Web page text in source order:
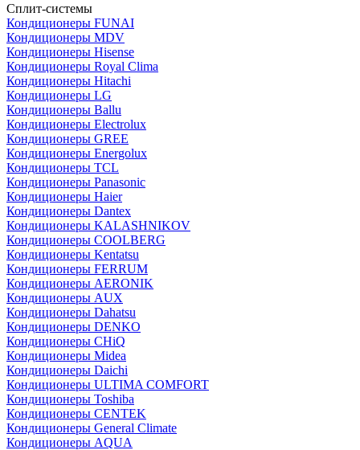
Сплит-системы
Кондиционеры FUNAI
Кондиционеры MDV
Кондиционеры Hisense
Кондиционеры Royal Clima
Кондиционеры Hitachi
Кондиционеры LG
Кондиционеры Ballu
Кондиционеры Electrolux
Кондиционеры GREE
Кондиционеры Energolux
Кондиционеры TCL
Кондиционеры Panasonic
Кондиционеры Haier
Кондиционеры Dantex
Кондиционеры KALASHNIKOV
Кондиционеры СOOLBERG
Кондиционеры Kentatsu
Кондиционеры FERRUM
Кондиционеры AERONIK
Кондиционеры AUX
Кондиционеры Dahatsu
Кондиционеры DENKO
Кондиционеры CHiQ
Кондиционеры Midea
Кондиционеры Daichi
Кондиционеры ULTIMA COMFORT
Кондиционеры Toshiba
Кондиционеры CENTEK
Кондиционеры General Climate
Кондиционеры AQUA